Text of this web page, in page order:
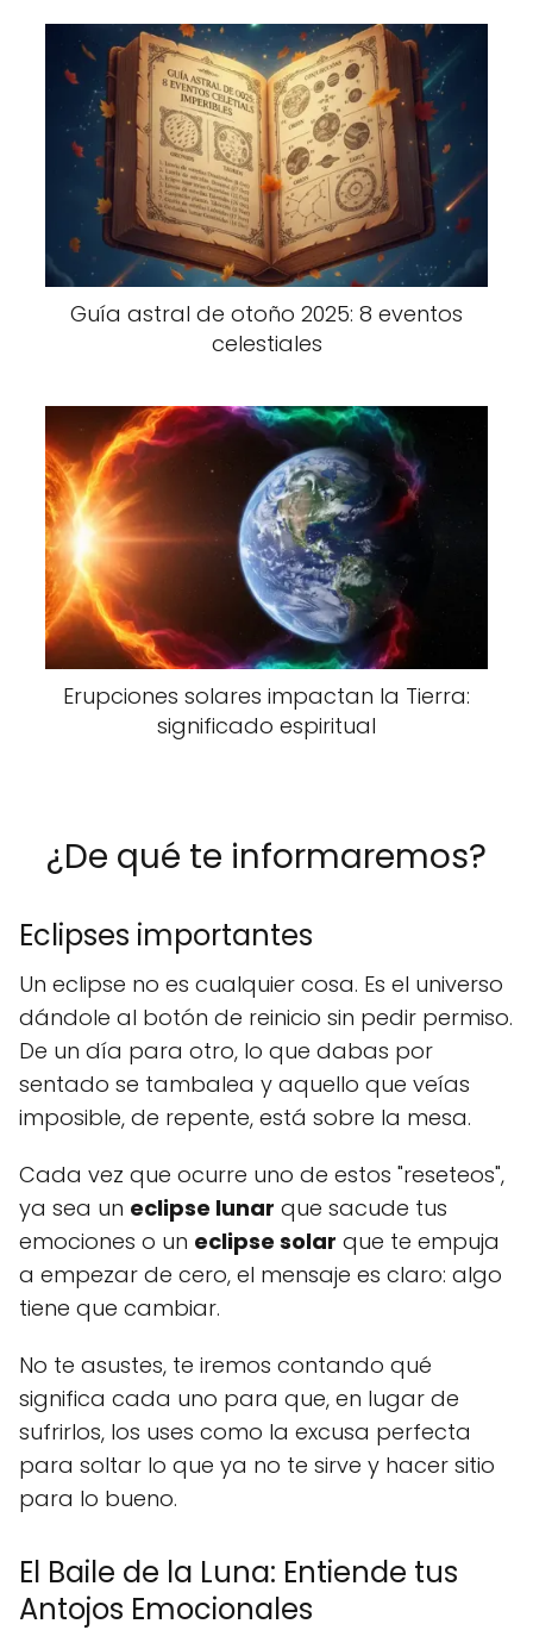
Guía astral de otoño 2025: 8 eventos
celestiales
Erupciones solares impactan la Tierra:
significado espiritual
¿De qué te informaremos?
Eclipses importantes
Un eclipse no es cualquier cosa. Es el universo
dándole al botón de reinicio sin pedir permiso.
De un día para otro, lo que dabas por
sentado se tambalea y aquello que veías
imposible, de repente, está sobre la mesa.
Cada vez que ocurre uno de estos "reseteos",
ya sea un eclipse lunar que sacude tus
emociones o un eclipse solar que te empuja
a empezar de cero, el mensaje es claro: algo
tiene que cambiar.
No te asustes, te iremos contando qué
significa cada uno para que, en lugar de
sufrirlos, los uses como la excusa perfecta
para soltar lo que ya no te sirve y hacer sitio
para lo bueno.
El Baile de la Luna: Entiende tus
Antojos Emocionales